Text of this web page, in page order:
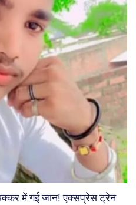
में गई जान! एक्सप्रेस ट्रेन